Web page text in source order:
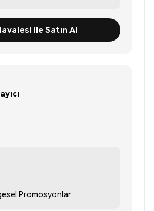
ile Satın Al
Promosyonlar